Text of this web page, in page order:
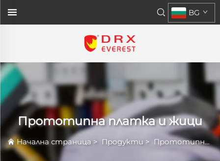
BG
Прототипна платка и жици
Начална страница> Продукти> Прототипна платка и жици